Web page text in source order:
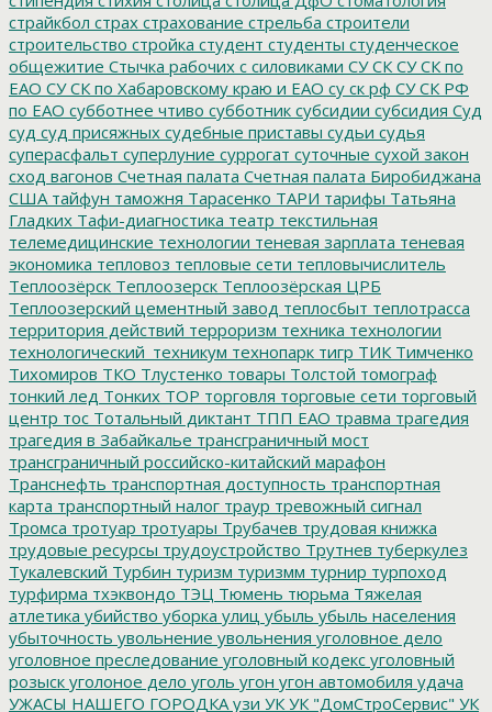
страйкбол страх страхование стрельба строители
строительство стройка студент студенты студенческое
общежитие Стычка рабочих с силовиками СУ СК СУ СК по
ЕАО СУ СК по Хабаровскому краю и ЕАО су ск рф СУ СК РФ
по ЕАО субботнее чтиво субботник субсидии субсидия Суд
суд суд присяжных судебные приставы судьи судья
суперасфальт суперлуние суррогат суточные сухой закон
сход вагонов Счетная палата Счетная палата Биробиджана
США тайфун таможня Тарасенко ТАРИ тарифы Татьяна
Гладких Тафи-диагностика театр текстильная
телемедицинские технологии теневая зарплата теневая
экономика тепловоз тепловые сети тепловычислитель
Теплоозёрск Теплоозерск Теплоозёрская ЦРБ
Теплоозерский цементный завод теплосбыт теплотрасса
территория действий терроризм техника технологии
технологический_техникум технопарк тигр ТИК Тимченко
Тихомиров ТКО Тлустенко товары Толстой томограф
тонкий лед Тонких ТОР торговля торговые сети торговый
центр тос Тотальный диктант ТПП ЕАО травма трагедия
трагедия в Забайкалье трансграничный мост
трансграничный российско-китайский марафон
Транснефть транспортная доступность транспортная
карта транспортный налог траур тревожный сигнал
Тромса тротуар тротуары Трубачев трудовая книжка
трудовые ресурсы трудоустройство Трутнев туберкулез
Тукалевский Турбин туризм туризмм турнир турпоход
турфирма тхэквондо ТЭЦ Тюмень тюрьма Тяжелая
атлетика убийство уборка улиц убыль убыль населения
убыточность увольнение увольнения уголовное дело
уголовное преследование уголовный кодекс уголовный
розыск уголоное дело уголь угон угон автомобиля удача
УЖАСЫ НАШЕГО ГОРОДКА узи УК УК "ДомСтроСервис" УК